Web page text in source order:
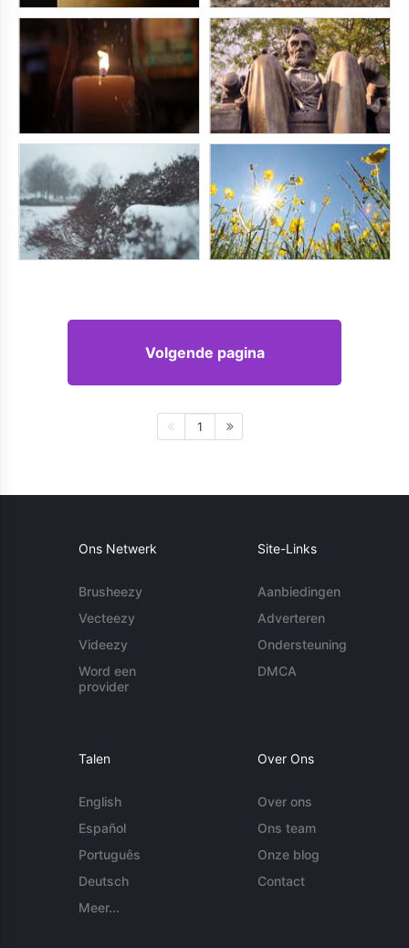
Volgende pagina
1
Ons Netwerk
Brusheezy
Vecteezy
Videezy
Word een
provider
Site-Links
Aanbiedingen
Adverteren
Ondersteuning
DMCA
Talen
English
Español
Português
Deutsch
Meer...
Over Ons
Over ons
Ons team
Onze blog
Contact